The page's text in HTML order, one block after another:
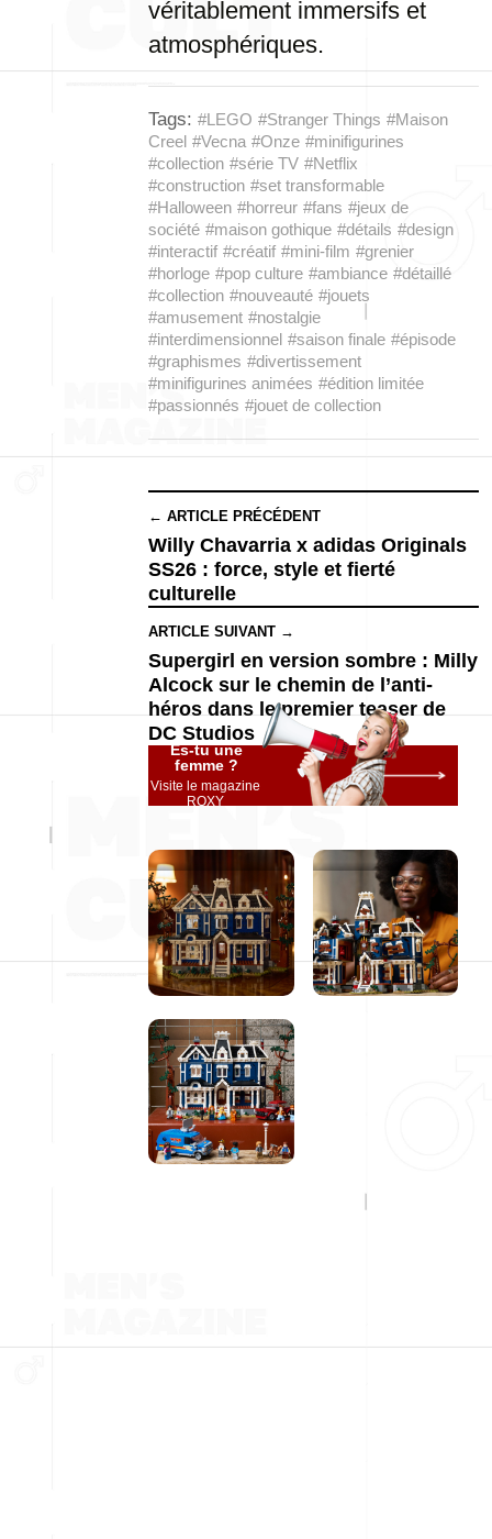
véritablement immersifs et
atmosphériques.
Tags: #LEGO #Stranger Things #Maison
Creel #Vecna #Onze #minifigurines
#collection #série TV #Netflix
#construction #set transformable
#Halloween #horreur #fans #jeux de
société #maison gothique #détails #design
#interactif #créatif #mini-film #grenier
#horloge #pop culture #ambiance #détaillé
#collection #nouveauté #jouets
#amusement #nostalgie
#interdimensionnel #saison finale #épisode
#graphismes #divertissement
#minifigurines animées #édition limitée
#passionnés #jouet de collection
← ARTICLE PRÉCÉDENT
Willy Chavarria x adidas Originals
SS26 : force, style et fierté
culturelle
ARTICLE SUIVANT →
Supergirl en version sombre : Milly
Alcock sur le chemin de l’anti-
héros dans le premier teaser de
DC Studios
Es-tu une
femme ?
Visite le magazine
ROXY